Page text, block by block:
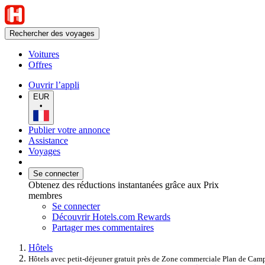
Rechercher des voyages
Voitures
Offres
Ouvrir l’appli
EUR
•
Publier votre annonce
Assistance
Voyages
Se connecter
Obtenez des réductions instantanées grâce aux Prix
membres
Se connecter
Découvrir Hotels.com Rewards
Partager mes commentaires
Hôtels
Hôtels avec petit-déjeuner gratuit près de Zone commerciale Plan de